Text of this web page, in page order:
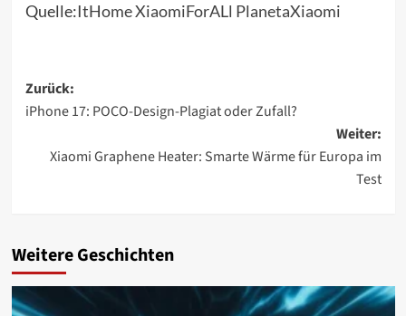
Quelle:ItHomeXiaomiForALl PlanetaXiaomi
Beitragsnavigation
Zurück:
iPhone 17: POCO-Design-Plagiat oder Zufall?
Weiter:
Xiaomi Graphene Heater: Smarte Wärme für Europa im
Test
Weitere Geschichten